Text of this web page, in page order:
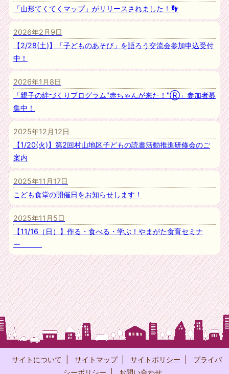
「山形てくてくマップ」がリリースされました！👣
2026年2月9日
【2/28(土)】「子どものあそび」を語ろう交流会参加申込受付
中！
2026年1月8日
「親子の絆づくりプログラム"赤ちゃんが来た！"Ⓡ」参加者募
集中！
2025年12月12日
【1/20(火)】第2回村山地区子どもの読書活動推進研修会のご
案内
2025年11月17日
こども食堂の開催日をお知らせします！
2025年11月5日
【11/16（日）】作る・食べる・学ぶ！やまがた食育セミナ
ー
サイトについて サイトマップ サイトポリシー
プライバ
シーポリシー
お問い合わせ